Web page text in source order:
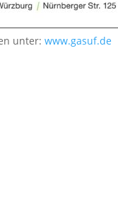
unter: www.gasuf.de